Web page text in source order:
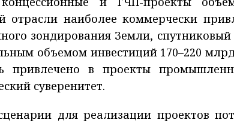
отрасли наиболее коммерчески
зондирования Земли,
объемом инвестиций 170–220
привлечено в проекты
суверенитет.
для реализации проектов